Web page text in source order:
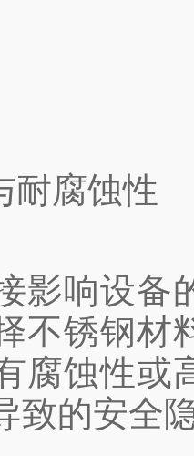
腐蚀性
响设备的
不锈钢材
腐蚀性或
致的安全